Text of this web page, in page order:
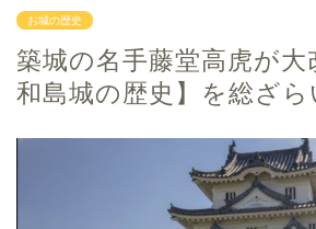
お城の歴史
築城の名手藤堂高虎が大
和島城の歴史】を総ざら